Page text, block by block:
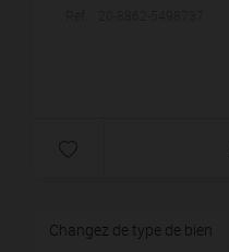
Changez de type de bien